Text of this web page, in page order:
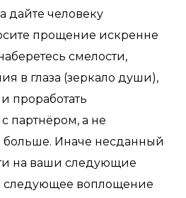
дайте человеку
прощение искренне
смелости,
в глаза (зеркало души),
проработать
партнëром, а не
больше. Иначе несданный
на ваши следующие
воплощение